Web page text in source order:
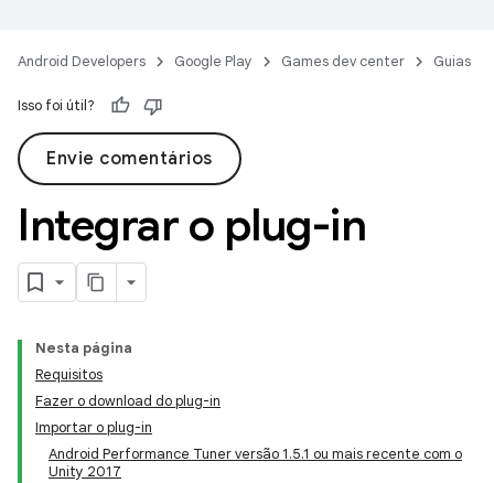
Android Developers Google Play Games dev center Guias
Isso foi útil?
Envie comentários
Integrar o plug-in
Nesta página
Requisitos
Fazer o download do plug-in
Importar o plug-in
Android Performance Tuner versão 1.5.1 ou mais recente com o
Unity 2017